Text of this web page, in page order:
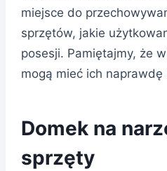
miejsce do
sprzętów, jakie
posesji. Pamiętajmy, że
mogą mieć ich naprawdę
Domek na
sprzęty